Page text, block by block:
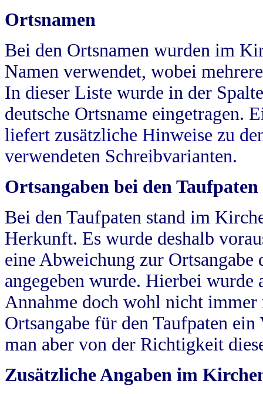
Ortsnamen
Bei den Ortsnamen wurden im
Namen verwendet, wobei
In dieser Liste wurde in der
deutsche Ortsname eingetragen.
liefert zusätzliche Hinweise zu
verwendeten Schreibvarianten.
Ortsangaben bei den Taufpaten
Bei den Taufpaten stand im
Herkunft. Es wurde deshalb
eine Abweichung zur
angegeben wurde. Hierbei wurde
Annahme doch wohl nicht
Ortsangabe für den Taufpaten
man aber von der Richtigkeit
Zusätzliche Angaben im